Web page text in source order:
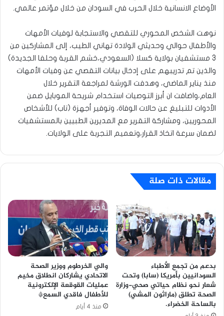
الأوضاع الانسانية خلال الحرب في السودان من خلال مؤتمر عالمي.
نوهت الشخص المحوري للتقصي والاستجابة لوفيات الأمهات
والأطفال حوالي وحديثي الولادة تهاني الطيب، إلى المشاركين من
3 مستشفيان بولاية كسلا (السعودي،خشم القربة وحلفا الجديدة)
والذين تم تدريبهم على إدخال بيانات التقصي عن وفيات الأمهات
منذ يناير الماضي، وهدفت الورشة لمراجعة التقرير خلال
العام،واضافت ان أبرز التوصيات استخدام شريحة الموبايل ضمن
الأدوات للتبليغ عن حالات الوفاة، وتوفير أجهزة (تاب) للأشخاص
المحوريين، ومشاركة التقرير مع المديرين الطبيين بالمستشفيات
لضمان سرعة اتخاذ القرار،وتعميم التجربة على الولايات.
مقالات ذات صلة
بدعم من تجمع الأطباء
السودانيين بأمريكا (سابا) وتحت
شعار نحو نظام حياتي صحي-وزارة
الصحة تطلق (ماراثون المشي)
بالساحة الخضراء.
والي الخرطوم ووزير الصحة
الاتحادي يشاركان انطلاق مخيم
عمليات القوقعة الإلكترونية
للأطفال فاقدي السمع*
منذ 4 أيام